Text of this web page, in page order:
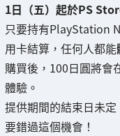
1日（五）起於PS
只要持有PlayStation
用卡結算，任何人都能
購買後，100日圓將會
體驗。
提供期間的結束日未
要錯過這個機會！